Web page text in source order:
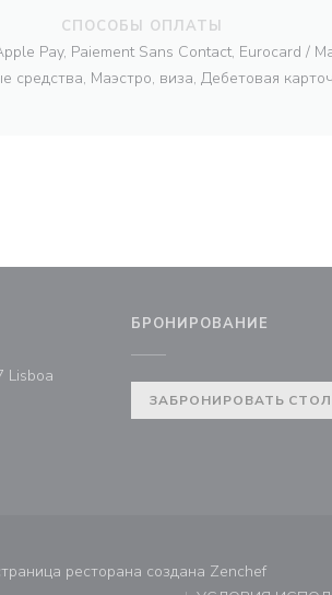
СПОСОБЫ ОПЛАТЫ
Pay, Paiement Sans Contact, Eurocard /
средства, Маэстро, виза, Дебетовая
Lisboa
БРОНИРОВАНИЕ
ЗАБРОНИРОВАТЬ
ресторана создана Zenchef